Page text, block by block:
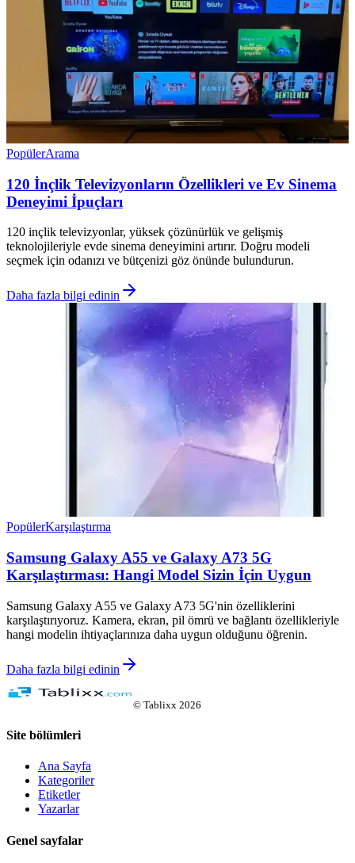
PopülerArama
120 İnçlik Televizyonların Özellikleri ve Ev Sinema
Deneyimi İpuçları
120 inçlik televizyonlar, yüksek çözünürlük ve gelişmiş
teknolojileriyle evde sinema deneyimini artırır. Doğru modeli
seçmek için odanızı ve bütçenizi göz önünde bulundurun.
Daha fazla bilgi edinin
PopülerKarşılaştırma
Samsung Galaxy A55 ve Galaxy A73 5G
Karşılaştırması: Hangi Model Sizin İçin Uygun
Samsung Galaxy A55 ve Galaxy A73 5G'nin özelliklerini
karşılaştırıyoruz. Kamera, ekran, pil ömrü ve bağlantı özellikleriyle
hangi modelin ihtiyaçlarınıza daha uygun olduğunu öğrenin.
Daha fazla bilgi edinin
© Tablixx 2026
Site bölümleri
Ana Sayfa
Kategoriler
Etiketler
Yazarlar
Genel sayfalar